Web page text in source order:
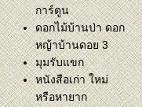
การ์ตูน
ดอกไม้บ้านป่า ดอก
หญ้าบ้านดอย 3
มุมรับแขก
หนังสือเก่า ใหม่
หรือหายาก